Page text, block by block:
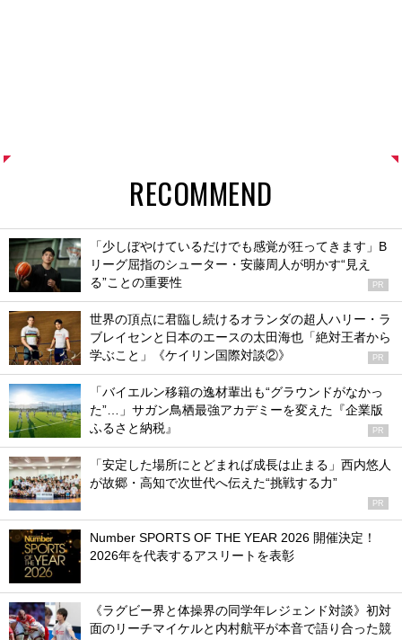
RECOMMEND
「少しぼやけているだけでも感覚が狂ってきます」B
リーグ屈指のシューター・安藤周人が明かす“見え
る”ことの重要性
PR
世界の頂点に君臨し続けるオランダの超人ハリー・ラ
ブレイセンと日本のエースの太田海也「絶対王者から
学ぶこと」《ケイリン国際対談②》
PR
「バイエルン移籍の逸材輩出も“グラウンドがなかっ
た”…」サガン鳥栖最強アカデミーを変えた『企業版
ふるさと納税』
PR
「安定した場所にとどまれば成長は止まる」西内悠人
が故郷・高知で次世代へ伝えた“挑戦する力”
PR
Number SPORTS OF THE YEAR 2026 開催決定！
2026年を代表するアスリートを表彰
《ラグビー界と体操界の同学年レジェンド対談》初対
面のリーチマイケルと内村航平が本音で語り合った競